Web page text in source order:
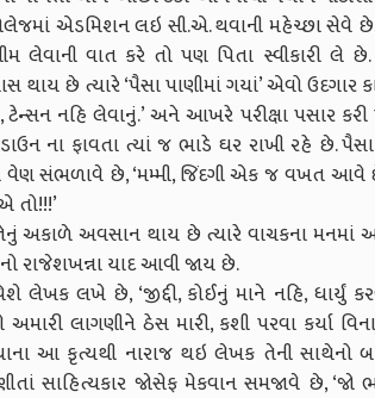
એડમિશન લઇ સી.એ. થવાની મહેચ્છા સેવે
લેવાની વાત કરે તો પણ પિતા સ્વીકારી લે છે.
થાય છે ત્યારે ‘પૈસા પાણીમાં ગયાં’ એવો ઉદગાર
ટેન્સન નહિ લેવાનું.’ અને આખરે પરીક્ષા પસાર
ના ફાવતા ત્યાં જ ભાડે ઘર રાખી રહે છે.
વેણ સંભળાવે છે, ‘મમ્મી, જિંદગી એક જ વખત આવે
તો!!!’
અકાળે અવસાન થાય છે ત્યારે વાચકના મનમાં
રાજેશખન્ના યાદ આવી જાય છે.
લેખક લખે છે, ‘જીદ્દી, કોઈનું માને નહિ, ધાર્યું
લાગણીને ઠેસ મારી, કશી પરવા કર્યા
આ કૃત્યથી નારાજ થઇ લેખક તેની સાથેનો
સાહિત્યકાર જોસેફ મેકવાન સમજાવે છે,